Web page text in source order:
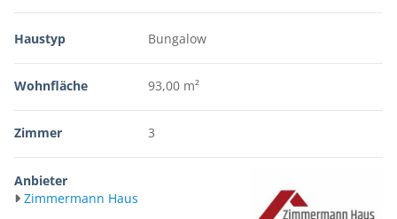
Haustyp Bungalow
Wohnfläche 93,00 m²
Zimmer 3
Anbieter
Zimmermann Haus